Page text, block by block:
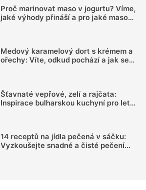
Proč marinovat maso v jogurtu? Víme,
jaké výhody přináší a pro jaké maso
Medový karamelový dort s krémem a
ořechy: Víte, odkud pochází a jak se
Šťavnaté vepřové, zelí a rajčata:
Inspirace bulharskou kuchyní pro letní
14 receptů na jídla pečená v sáčku:
Vyzkoušejte snadné a čisté pečení